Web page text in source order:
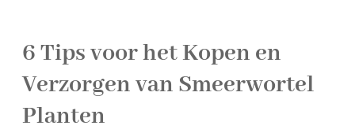
6 Tips voor het Kopen en
Verzorgen van Smeerwortel
Planten